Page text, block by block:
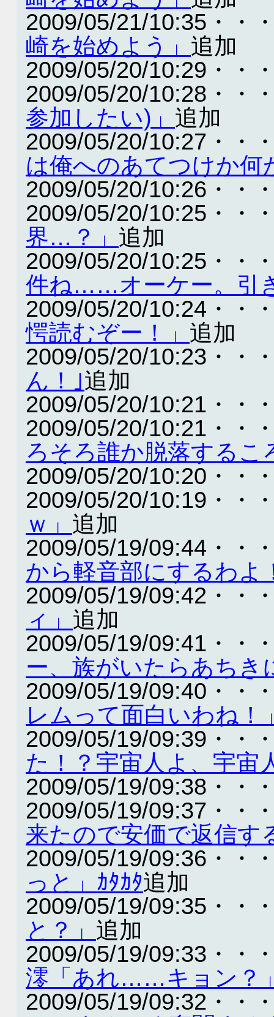
2009/05/21/10:35・・
崎を始めよう」 追加
2009/05/20/10:29・・
2009/05/20/10:28・・
参加したい)」 追加
2009/05/20/10:27・・
は俺へのあてつけか何
2009/05/20/10:26・・
2009/05/20/10:25・・
界…？」 追加
2009/05/20/10:25・・
件ね……オーケー。引
2009/05/20/10:24・・
愕読むぞー！」 追加
2009/05/20/10:23・・
ん！｣追加
2009/05/20/10:21・・
2009/05/20/10:21・・
ろそろ誰か脱落するこ
2009/05/20/10:20・・
2009/05/20/10:19・・
ｗ」 追加
2009/05/19/09:44・・
から軽音部にす
2009/05/19/09:42・・
ィ」 追加
2009/05/19/09:41・・
ー、族がいたらあちき
2009/05/19/09:40・・
レムって面白いわね！
2009/05/19/09:39・・
た！？宇宙人よ、宇宙
2009/05/19/09:38・・
2009/05/19/09:37・・
来たので安価で返信す
2009/05/19/09:36・・
っと」ｶﾀｶﾀ追加
2009/05/19/09:35・・
と？」 追加
2009/05/19/09:33・・
澪「あれ……キョン？
2009/05/19/09:32・・